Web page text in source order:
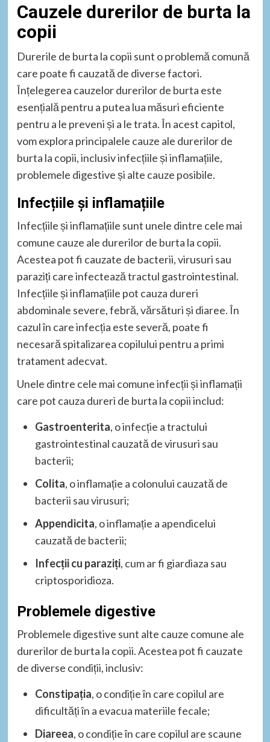
Cauzele durerilor de burta la
copii
Durerile de burta la copii sunt o problemă comună
care poate fi cauzată de diverse factori.
Înțelegerea cauzelor durerilor de burta este
esențială pentru a putea lua măsuri eficiente
pentru a le preveni și a le trata. În acest capitol,
vom explora principalele cauze ale durerilor de
burta la copii, inclusiv infecțiile și inflamațiile,
problemele digestive și alte cauze posibile.
Infecțiile și inflamațiile
Infecțiile și inflamațiile sunt unele dintre cele mai
comune cauze ale durerilor de burta la copii.
Acestea pot fi cauzate de bacterii, virusuri sau
paraziți care infectează tractul gastrointestinal.
Infecțiile și inflamațiile pot cauza dureri
abdominale severe, febră, vărsături și diaree. În
cazul în care infecția este severă, poate fi
necesară spitalizarea copilului pentru a primi
tratament adecvat.
Unele dintre cele mai comune infecții și inflamații
care pot cauza dureri de burta la copii includ:
Gastroenterita, o infecție a tractului
gastrointestinal cauzată de virusuri sau
bacterii;
Colita, o inflamație a colonului cauzată de
bacterii sau virusuri;
Appendicita, o inflamație a apendicelui
cauzată de bacterii;
Infecții cu paraziți, cum ar fi giardiaza sau
criptosporidioza.
Problemele digestive
Problemele digestive sunt alte cauze comune ale
durerilor de burta la copii. Acestea pot fi cauzate
de diverse condiții, inclusiv:
Constipația, o condiție în care copilul are
dificultăți în a evacua materiile fecale;
Diareea, o condiție în care copilul are scaune